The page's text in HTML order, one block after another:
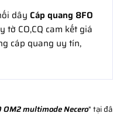
dây Cáp quang 8FO
tờ CO,CQ cam kết giá
cáp quang uy tín,
OM2 multimode Necero" tại